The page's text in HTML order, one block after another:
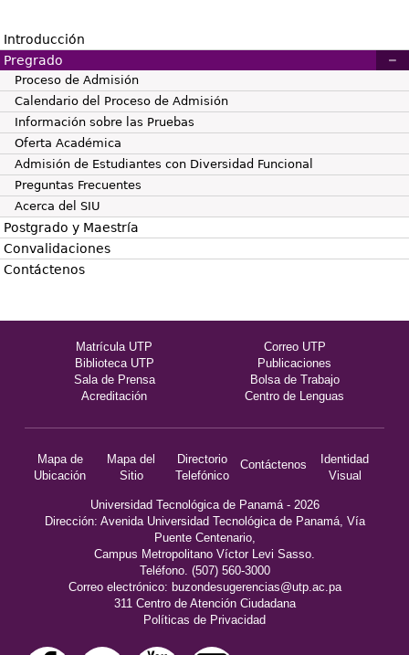
Introducción
Pregrado
Proceso de Admisión
Calendario del Proceso de Admisión
Información sobre las Pruebas
Oferta Académica
Admisión de Estudiantes con Diversidad Funcional
Preguntas Frecuentes
Acerca del SIU
Postgrado y Maestría
Convalidaciones
Contáctenos
Matrícula UTP
Correo UTP
Biblioteca UTP
Publicaciones
Sala de Prensa
Bolsa de Trabajo
Acreditación
Centro de Lenguas
Mapa de
Ubicación
Mapa del
Sitio
Directorio
Telefónico
Contáctenos
Identidad
Visual
Universidad Tecnológica de Panamá - 2026
Dirección: Avenida Universidad Tecnológica de Panamá, Vía
Puente Centenario,
Campus Metropolitano Víctor Levi Sasso.
Teléfono. (507) 560-3000
Correo electrónico: buzondesugerencias@utp.ac.pa
311 Centro de Atención Ciudadana
Políticas de Privacidad